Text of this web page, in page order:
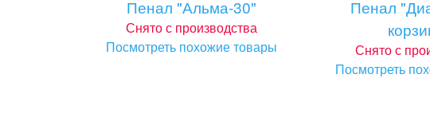
Пенал "Альма-30"
Снято с производства
Посмотреть похожие товары
Пенал
Снято с
Посмотреть